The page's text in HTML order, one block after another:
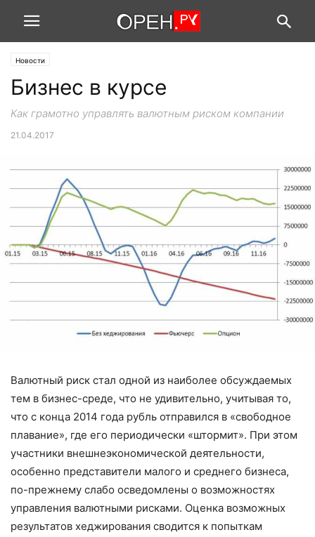
Новости
Бизнес в курсе
Как грамотно управлять валютным риском компании
21.04.2017
Валютный риск стал одной из наиболее обсуждаемых
тем в бизнес-среде, что не удивительно, учитывая то,
что с конца 2014 года рубль отправился в «свободное
плавание», где его периодически «штормит». При этом
участники внешнеэкономической деятельности,
особенно представители малого и среднего бизнеса,
по-прежнему слабо осведомлены о возможностях
управления валютными рисками. Оценка возможных
результатов хеджирования сводится к попыткам